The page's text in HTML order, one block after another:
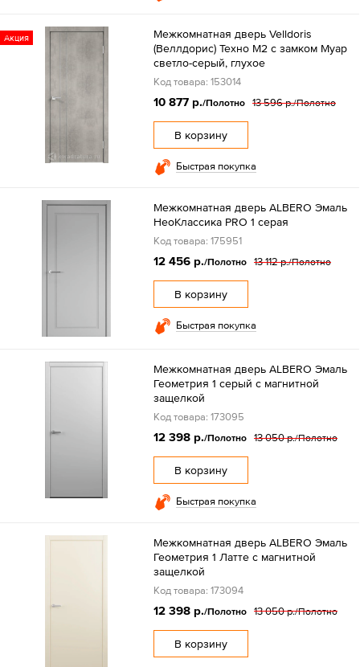
Акция
Межкомнатная дверь Velldoris
(Веллдорис) Техно M2 с замком Муар
светло-серый, глухое
Код товара: 153014
10 877 р./Полотно 13 596 р./Полотно
В корзину
Быстрая покупка
Межкомнатная дверь ALBERO Эмаль
НеоКлассика PRO 1 серая
Код товара: 175951
12 456 р./Полотно 13 112 р./Полотно
В корзину
Быстрая покупка
Межкомнатная дверь ALBERO Эмаль
Геометрия 1 серый с магнитной
защелкой
Код товара: 173095
12 398 р./Полотно 13 050 р./Полотно
В корзину
Быстрая покупка
Межкомнатная дверь ALBERO Эмаль
Геометрия 1 Латте с магнитной
защелкой
Код товара: 173094
12 398 р./Полотно 13 050 р./Полотно
В корзину